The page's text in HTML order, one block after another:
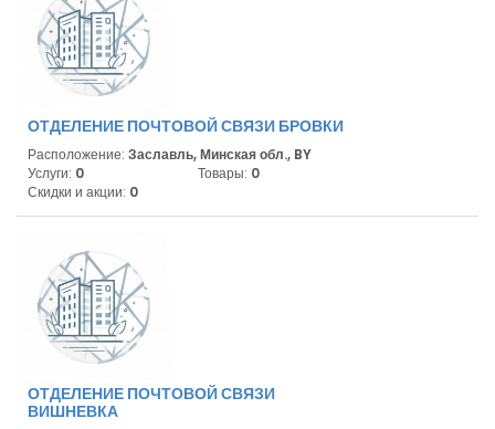
ОТДЕЛЕНИЕ ПОЧТОВОЙ СВЯЗИ БРОВКИ
Расположение: Заславль, Минская обл., BY
Услуги: 0 Товары: 0
Скидки и акции: 0
ОТДЕЛЕНИЕ ПОЧТОВОЙ СВЯЗИ
ВИШНЕВКА